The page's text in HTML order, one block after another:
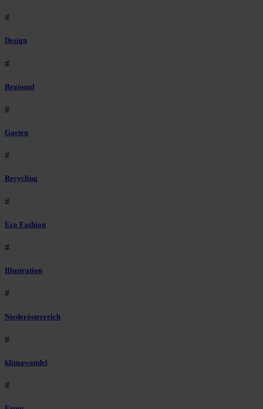
#
Design
#
Regional
#
Garten
#
Recycling
#
Eco Fashion
#
Illustration
#
Niederösterreich
#
klimawandel
#